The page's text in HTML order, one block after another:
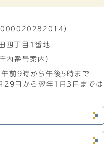
）
四丁目1番地
庁内番号案内）
前9時から午後5時まで
29日から翌年1月3日までは